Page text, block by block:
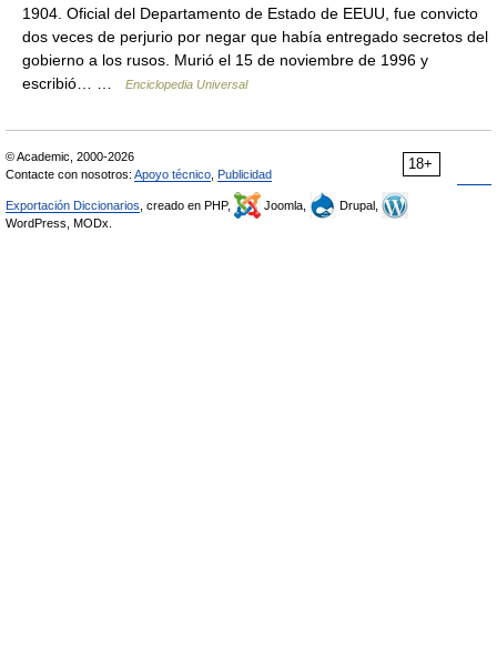
1904. Oficial del Departamento de Estado de EEUU, fue convicto
dos veces de perjurio por negar que había entregado secretos del
gobierno a los rusos. Murió el 15 de noviembre de 1996 y
escribió… …
Enciclopedia Universal
18+
© Academic, 2000-2026
Contacte con nosotros: Apoyo técnico Publicidad
Exportación Diccionarios , creado en PHP, Joomla,
Drupal,
WordPress, MODx.